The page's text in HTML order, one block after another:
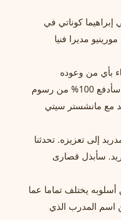
كوناتي في
مديرا فنيا
بأي من وعوده
المتعلقة بضم رودری وهالاند، فقد وقّعت على ضمانة بأنه في حالة أي إخلال، سأدفع 100% من رسوم
مع مانشستر سيتي
إلى تعزيزه. تحدثنا
سأبذل قصارى
يختلف تماما عما
اسم المدرب الذي